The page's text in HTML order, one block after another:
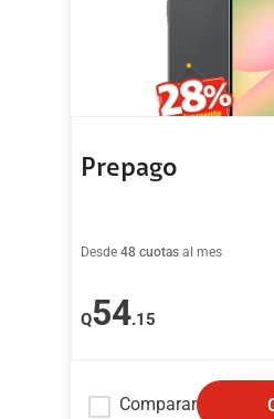
Prepago
Desde 48 cuotas al mes
Q54.15
Comparar